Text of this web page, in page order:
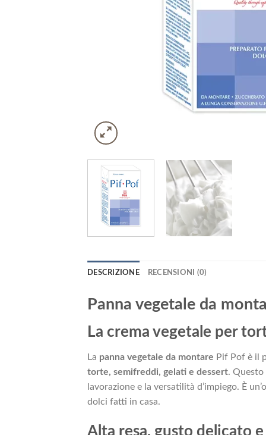
DESCRIZIONE RECENSIONI (0)
Panna vegetale da
La crema vegetale per
La panna vegetale da montare Pif Pof è il
torte, semifreddi, gelati e dessert.
lavorazione e la versatilità d’impiego. È
dolci fatti in casa.
Alta resa, gusto delicato